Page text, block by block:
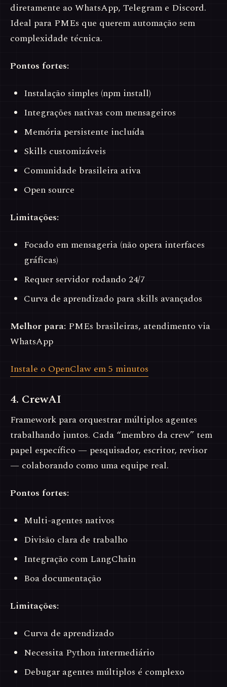
diretamente ao WhatsApp, Telegram e Discord.
Ideal para PMEs que querem automação sem
complexidade técnica.
Pontos fortes:
Instalação simples (npm install)
Integrações nativas com mensageiros
Memória persistente incluída
Skills customizáveis
Comunidade brasileira ativa
Open source
Limitações:
Focado em mensageria (não opera interfaces
gráficas)
Requer servidor rodando 24/7
Curva de aprendizado para skills avançados
Melhor para: PMEs brasileiras, atendimento via
WhatsApp
Instale o OpenClaw em 5 minutos
4. CrewAI
Framework para orquestrar múltiplos agentes
trabalhando juntos. Cada “membro da crew” tem
papel específico — pesquisador, escritor, revisor
— colaborando como uma equipe real.
Pontos fortes:
Multi-agentes nativos
Divisão clara de trabalho
Integração com LangChain
Boa documentação
Limitações:
Curva de aprendizado
Necessita Python intermediário
Debugar agentes múltiplos é complexo